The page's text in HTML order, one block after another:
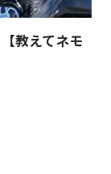
教えてネモ